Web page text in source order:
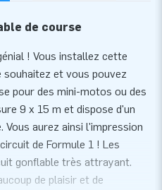
de course
! Vous installez cette
et vous pouvez
pour des mini-motos ou des
9 x 15 m et dispose d'un
aurez ainsi l'impression
de Formule 1 ! Les
gonflable très attrayant.
de plaisir et de